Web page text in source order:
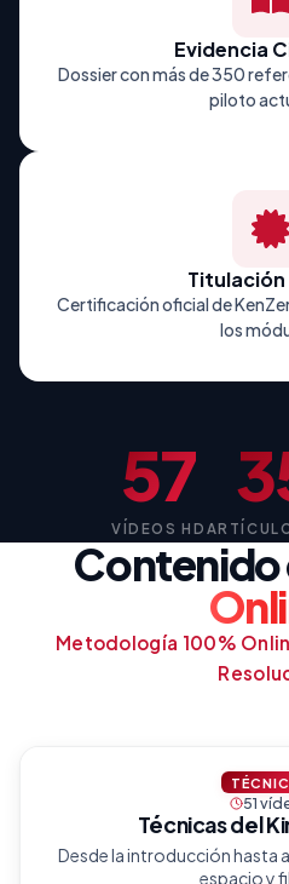
Evidencia
Dossier con más de 350
piloto
Titulación
Certificación oficial de
los
57
VÍDEOS HD
Contenido
Metodología 100%
51
Técnicas del
Desde la introducción hasta
espacio y